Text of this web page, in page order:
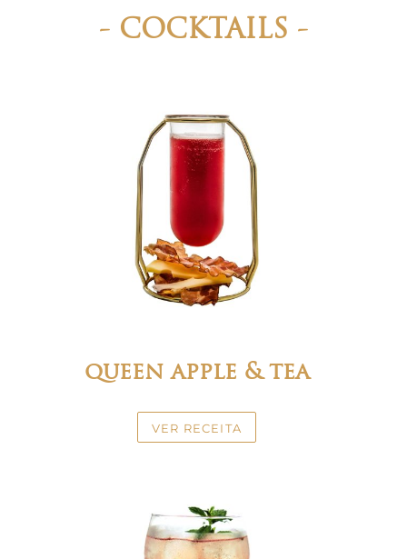
- COCKTAILS -
queen apple & tea
VER RECEITA